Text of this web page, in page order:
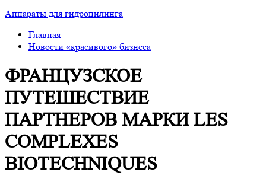
Аппараты для гидропилинга
Главная
Новости «красивого» бизнеса
ФРАНЦУЗСКОЕ
ПУТЕШЕСТВИЕ
ПАРТНЕРОВ МАРКИ LES
COMPLEXES
BIOTECHNIQUES